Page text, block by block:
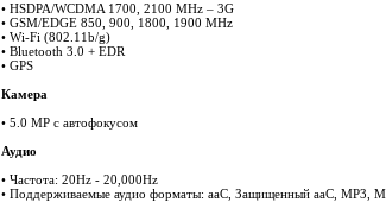
• HSDPA/WCDMA 1700, 2100 MHz – 3G
• GSM/EDGE 850, 900, 1800, 1900 MHz
• Wi-Fi (802.11b/g)
• Bluetooth 3.0 + EDR
• GPS
Камера
• 5.0 MP с автофокусом
Аудио
• Частота: 20Hz - 20,000Hz
• Поддерживаемые аудио форматы: aaC, Защищенный aaC, MP3,